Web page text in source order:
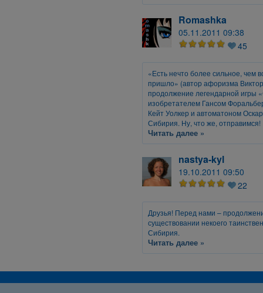
Romashka
05.11.2011 09:38
45
«Есть нечто более сильное, чем
пришло» (автор афоризма
продолжение легендарной игры
изобретателем Гансом
Кейт Уолкер и автоматоном
Сибирия. Ну, что же, отправимся!
Читать далее »
nastya-kyl
19.10.2011 09:50
22
Друзья! Перед нами –
существовании некоего
Сибирия.
Читать далее »